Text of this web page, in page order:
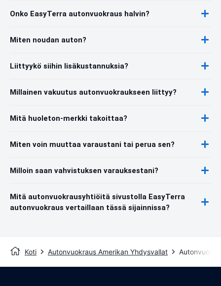
Onko EasyTerra autonvuokraus halvin?
Miten noudan auton?
Liittyykö siihin lisäkustannuksia?
Millainen vakuutus autonvuokraukseen liittyy?
Mitä huoleton-merkki takoittaa?
Miten voin muuttaa varaustani tai perua sen?
Milloin saan vahvistuksen varauksestani?
Mitä autonvuokrausyhtiöitä sivustolla EasyTerra
autonvuokraus vertaillaan tässä sijainnissa?
Koti Autonvuokraus Amerikan Yhdysvallat